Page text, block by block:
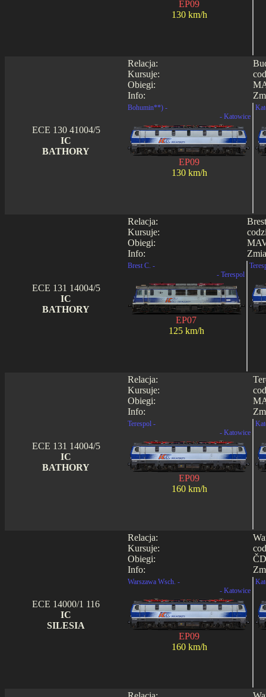
EP09
130 km/h
Relacja:
Kursuje:
Obiegi:
Info:
ECE 130 41004/5
IC
BATHORY
Bohumin**) -
- Katowice
EP09
130 km/h
Relacja:
Kursuje:
Obiegi:
Info:
ECE 131 14004/5
IC
BATHORY
Brest C. -
- Terespol
EP07
125 km/h
Relacja:
Kursuje:
Obiegi:
Info:
ECE 131 14004/5
IC
BATHORY
Terespol -
- Katowice
EP09
160 km/h
Relacja:
Kursuje:
Obiegi:
Info:
ECE 14000/1 116
IC
SILESIA
Warszawa Wsch. -
- Katowice
EP09
160 km/h